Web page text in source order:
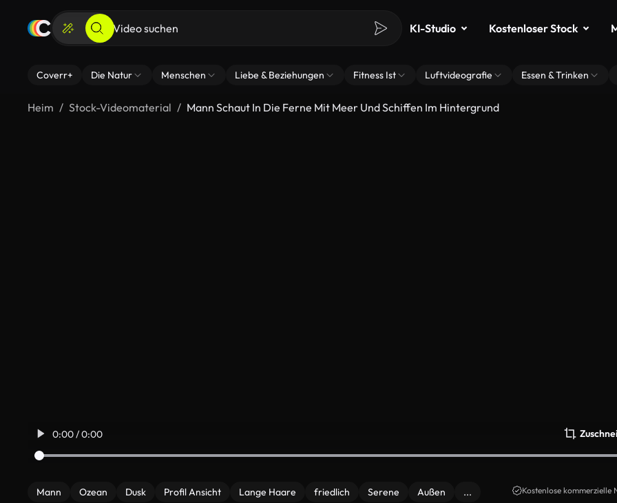
KI-Studio Kostenloser Stock
Coverr+ Die Natur Menschen Liebe & Beziehungen Fitness Ist Luftvideografie Essen & Trinken
Heim Stock-Videomaterial Mann Schaut In Die Ferne Mit Meer Und Schiffen Im Hintergrund
0:00 / 0:00
Mann Ozean Dusk Profil Ansicht Lange Haare friedlich Serene Außen ... Kostenlose kommerzielle